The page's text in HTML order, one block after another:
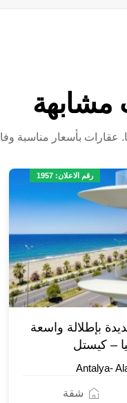
مشابهة
عقارات بأسعار مناسبة
رقم الاعلان: 1957
1+1 جديدة بإطلالة واسعة
– كيستل
Antalya-
شقة